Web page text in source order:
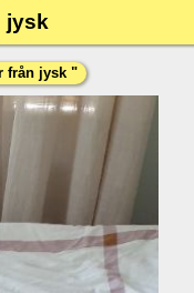
jysk
från jysk "